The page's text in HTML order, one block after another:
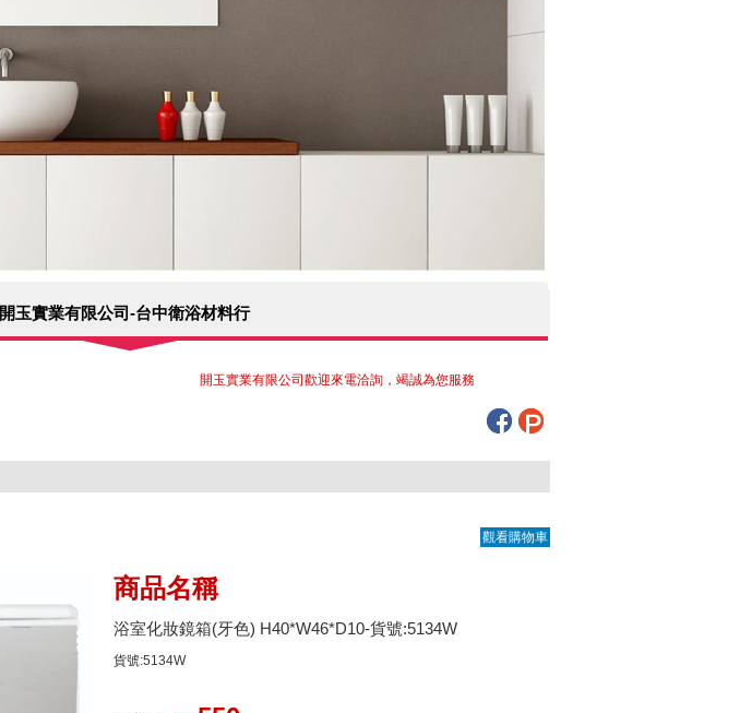
開玉實業有限公司-台中衛浴材料行
開玉實業有限公司歡迎來電洽詢，竭誠為您服務
觀看購物車
商品名稱
浴室化妝鏡箱(牙色) H40*W46*D10-貨號:5134W
貨號:5134W